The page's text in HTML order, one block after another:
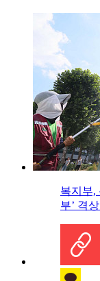
복지부,
부’ 격